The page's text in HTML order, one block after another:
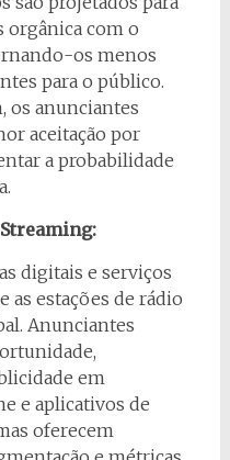
orgânica com o
os menos
para o público.
os anunciantes
aceitação por
a probabilidade
digitais e serviços
estações de rádio
Anunciantes
em
e aplicativos de
oferecem